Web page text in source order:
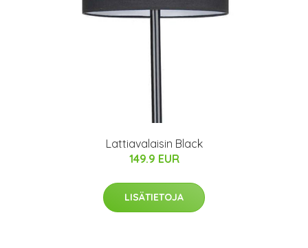
Lattiavalaisin Black
149.9 EUR
LISÄTIETOJA